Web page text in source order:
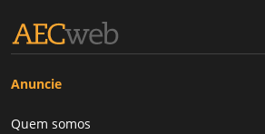
Anuncie
Quem somos